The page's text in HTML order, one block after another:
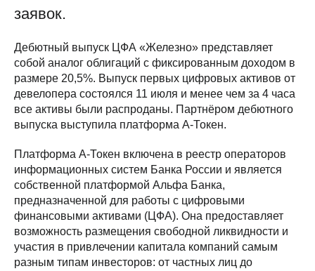
заявок.
Дебютный выпуск ЦФА «Железно» представляет
собой аналог облигаций с фиксированным доходом в
размере 20,5%. Выпуск первых цифровых активов от
девелопера состоялся 11 июля и менее чем за 4 часа
все активы были распроданы. Партнёром дебютного
выпуска выступила платформа А-Токен.
Платформа А-Токен включена в реестр операторов
информационных систем Банка России и является
собственной платформой Альфа Банка,
предназначенной для работы с цифровыми
финансовыми активами (ЦФА). Она предоставляет
возможность размещения свободной ликвидности и
участия в привлечении капитала компаний самым
разным типам инвесторов: от частных лиц до